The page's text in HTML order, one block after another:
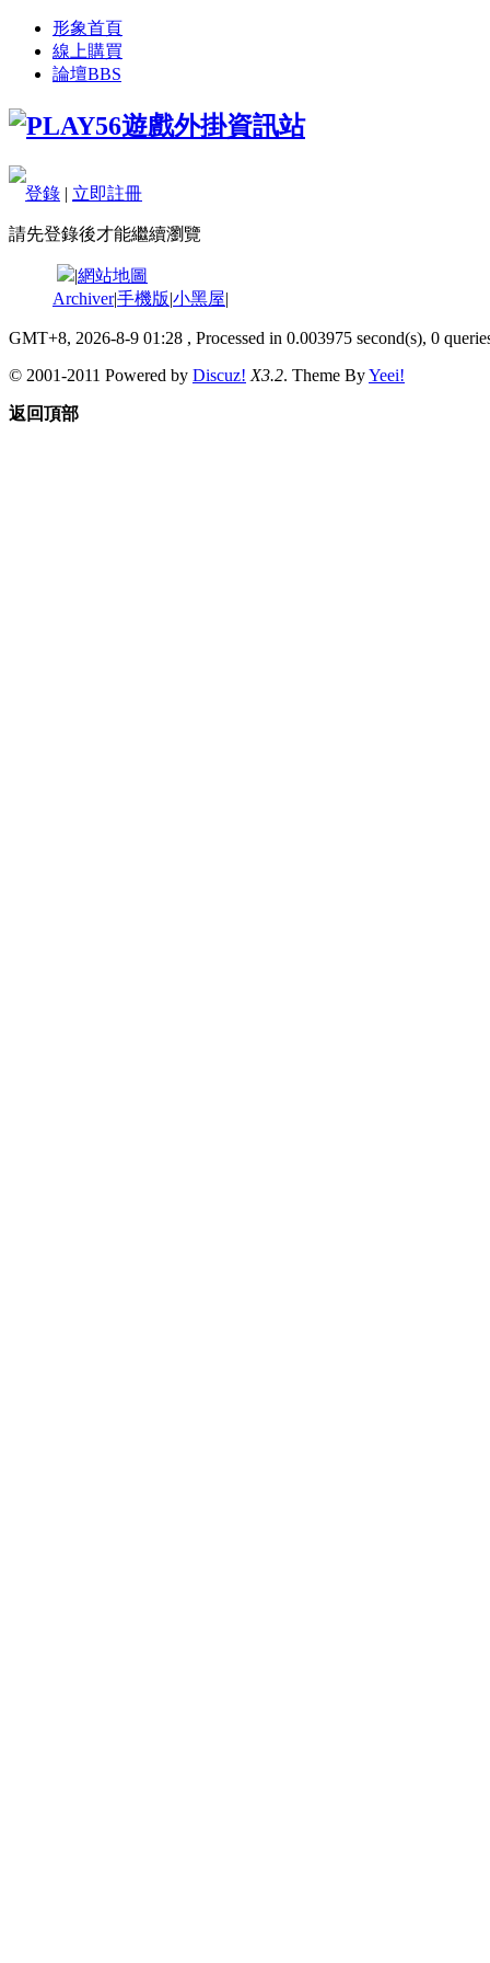
形象首頁
線上購買
論壇BBS
登錄 | 立即註冊
請先登錄後才能繼續瀏覽
|網站地圖
Archiver|手機版|小黑屋|
GMT+8, 2026-8-9 01:28 , Processed in 0.003975 second(s), 0
© 2001-2011 Powered by Discuz! X3.2. Theme ByYeei!
返回頂部